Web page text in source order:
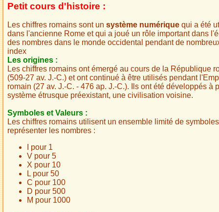
Petit cours d'histoire :
Les chiffres romains sont un système numérique qui a été
dans l'ancienne Rome et qui a joué un rôle important dans
des nombres dans le monde occidental pendant de
index
Les origines :
Les chiffres romains ont émergé au cours de la République
(509-27 av. J.-C.) et ont continué à être utilisés pendant
romain (27 av. J.-C. - 476 ap. J.-C.). Ils ont été développés à
système étrusque préexistant, une civilisation voisine.
Symboles et Valeurs :
Les chiffres romains utilisent un ensemble limité de
représenter les nombres :
I pour 1
V pour 5
X pour 10
L pour 50
C pour 100
D pour 500
M pour 1000